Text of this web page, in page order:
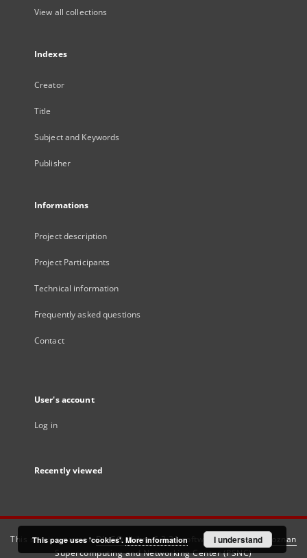
View all collections
Indexes
Creator
Title
Subject and Keywords
Publisher
Informations
Project description
Project Participants
Technical information
Frequently asked questions
Contact
User's account
Log in
Recently viewed
This service runs onDInGO dLibra 6.3.21software created by
Poznan
Supercomputing and Networking Center (PSNC)
This page uses 'cookies'. More information I understand